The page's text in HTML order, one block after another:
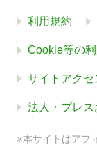
利用規約
Cookie等の
サイトアク
法人・プレ
※本サイトはアフ